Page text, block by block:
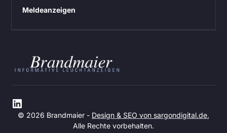
Meldeanzeigen
© 2026 Brandmaier - Design & SEO von sargondigital.de,
Alle Rechte vorbehalten.